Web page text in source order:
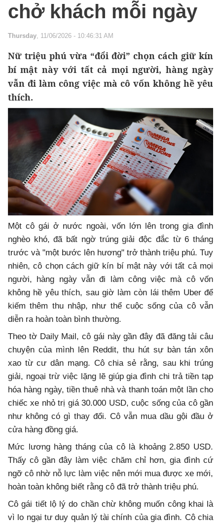
chở khách mỗi ngày
Thursday, 11/06/2026 - 10:46:31 AM
Nữ triệu phú vừa “đổi đời” chọn cách giữ kín
bí mật này với tất cả mọi người, hàng ngày
vẫn đi làm công việc mà cô vốn không hề yêu
thích.
Một cô gái ở nước ngoài, vốn lớn lên trong gia đình
nghèo khó, đã bất ngờ trúng giải độc đắc từ 6 tháng
trước và "một bước lên hương" trở thành triệu phú. Tuy
nhiên, cô chọn cách giữ kín bí mật này với tất cả mọi
người, hàng ngày vẫn đi làm công việc mà cô vốn
không hề yêu thích, sau giờ làm còn lái thêm Uber để
kiếm thêm thu nhập, như thể cuộc sống của cô vẫn
diễn ra hoàn toàn bình thường.
Theo tờ Daily Mail, cô gái này gần đây đã đăng tải câu
chuyện của mình lên Reddit, thu hút sự bàn tán xôn
xao từ cư dân mạng. Cô chia sẻ rằng, sau khi trúng
giải, ngoại trừ việc lặng lẽ giúp gia đình chi trả tiền tạp
hóa hàng ngày, tiền thuê nhà và thanh toán một lần cho
chiếc xe nhỏ trị giá 30.000 USD, cuộc sống của cô gần
như không có gì thay đổi. Cô vẫn mua dầu gội đầu ở
cửa hàng đồng giá.
Mức lương hàng tháng của cô là khoảng 2.850 USD.
Thấy cô gần đây làm việc chăm chỉ hơn, gia đình cứ
ngỡ cô nhờ nỗ lực làm việc nên mới mua được xe mới,
hoàn toàn không biết rằng cô đã trở thành triệu phú.
Cô gái tiết lộ lý do chần chừ không muốn công khai là
vì lo ngại tư duy quản lý tài chính của gia đình. Cô chia